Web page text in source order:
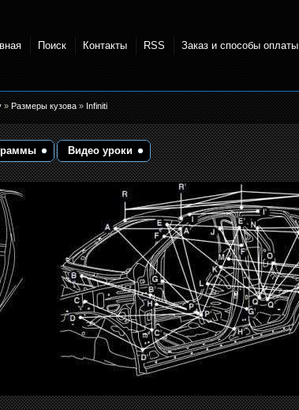
Поиск Контакты RSS Заказ и способы оплаты
»Размеры кузова»Infiniti
Видео уроки